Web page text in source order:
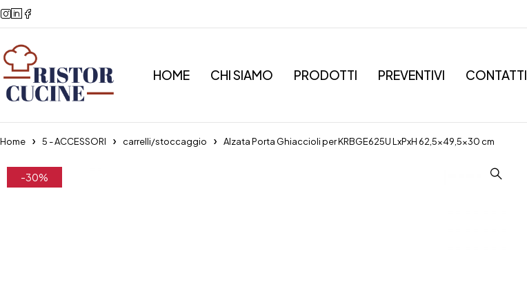
HOME CHI SIAMO PRODOTTI PREVENTIVI CONTATTI
Home 5 - ACCESSORI carrelli/stoccaggio Alzata Porta Ghiaccioli per KRBGE625U LxPxH 62,5×49,5×30 cm
-30%